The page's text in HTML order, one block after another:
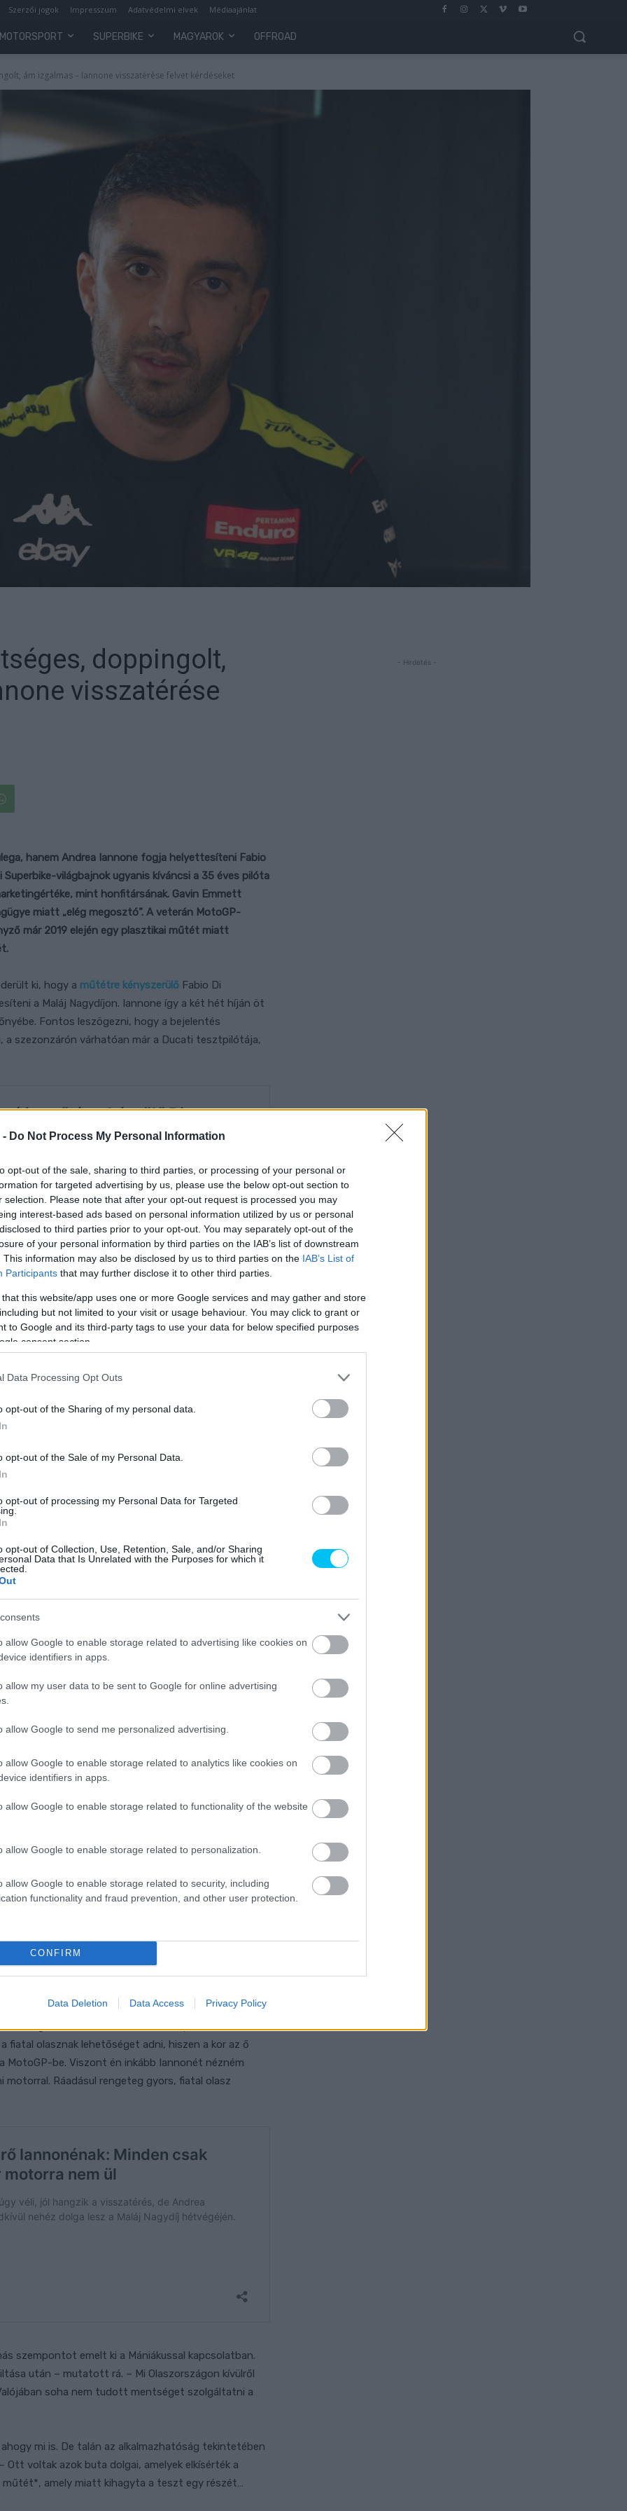
- Do Not Process My Personal Information
opt-out of the sale, sharing to third parties, or processing of your personal or
for targeted advertising by us, please use the below opt-out section to
selection. Please note that after your opt-out request is processed you may
interest-based ads based on personal information utilized by us or personal
to third parties prior to your opt-out. You may separately opt-out of the
of your personal information by third parties on the IAB’s list of downstream
This information may also be disclosed by us to third parties on the IAB’s List of
Participants that may further disclose it to other third parties.
that this website/app uses one or more Google services and may gather and store
but not limited to your visit or usage behaviour. You may click to grant or
to Google and its third-party tags to use your data for below specified purposes
consent section.
Data Processing Opt Outs
opt-out of the Sharing of my personal data.
opt-out of the Sale of my Personal Data.
opt-out of processing my Personal Data for Targeted
opt-out of Collection, Use, Retention, Sale, and/or Sharing
Data that Is Unrelated with the Purposes for which it
allow Google to enable storage related to advertising like cookies on
identifiers in apps.
allow my user data to be sent to Google for online advertising
allow Google to send me personalized advertising.
allow Google to enable storage related to analytics like cookies on
identifiers in apps.
allow Google to enable storage related to functionality of the website
allow Google to enable storage related to personalization.
allow Google to enable storage related to security, including
functionality and fraud prevention, and other user protection.
CONFIRM
Data Deletion Data Access Privacy Policy
Szerzői jogok Impresszum Adatvédelmi elvek Médiaajánlat
MOTORSPORT SUPERBIKE MAGYAROK OFFROAD
ám izgalmas – Iannone visszatérése felvet kérdéseket
doppingolt,
visszatérése
hanem Andrea Iannone fogja helyettesíteni Fabio
világbajnok ugyanis kíváncsi a 35 éves pilóta
mint honfitársának. Gavin Emmett
miatt „elég megosztó”. A veterán MotoGP-
már 2019 elején egy plasztikai műtét miatt
ki, hogy a műtétre kényszerülő Fabio Di
a Maláj Nagydíjon. Iannone így a két hét híján öt
Fontos leszögezni, hogy a bejelentés
a szezonzárón várhatóan már a Ducati tesztpilótája,
kérdés is felmerülhet az emberekben. Például,
Bulega kapott lehetőséget. Bulega a második helyen
míg Iannone „csak” nyolcadik lett atabellán, így az
nem is a Superbike-vb végkifejlete, hanem
a gyorsaságimotoros-vb különböző
Itt egyetlen alkalommal, a 2016-os
színeiben. Eddigi utolsó futama a 2019-es valenciai
a szurkolói soha nem látják viszont a pályán.
mivel a Sepangban – pont ahol most vissza
találták.
alkalmas a fizikai teljesítmény fokozására.A
és most is ragaszkodik ahhoz: ő nem doppingolt
hússal került a tiltott anyag a szervezetébe.
a Nemzetközi Sportdöntőbíróság úgy ítélte meg,
így az azért kiszabható leghosszabb
idén aktívan versenyzett a Superbike-
fel lehet tenni, ahogy azt a világ egyik legnézettebb
tették. „Nagyon izgatott vagyok emiatt, biztosan
Hodgson a TNT Sports adásában. – Nem fog attól
És lelkesen fogja csinálni a dolgát, hogy ezáltal
hogy az emberek tévednek vele kapcsolatban.”
a beugrót – idézte fel a 2003-as Superbike-
fiatal olasznak lehetőséget adni, hiszen a kor az ő
MotoGP-be. Viszont én inkább Iannonét nézném
Ráadásul rengeteg gyors, fiatal olasz
szempontot emelt ki a Mániákussal kapcsolatban.
után – mutatott rá. – Mi Olaszországon kívülről
soha nem tudott mentséget szolgáltatni a
mi is. De talán az alkalmazhatóság tekintetében
voltak azok buta dolgai, amelyek elkísérték a
amely miatt kihagyta a teszt egy részét…
- Hirdetés -